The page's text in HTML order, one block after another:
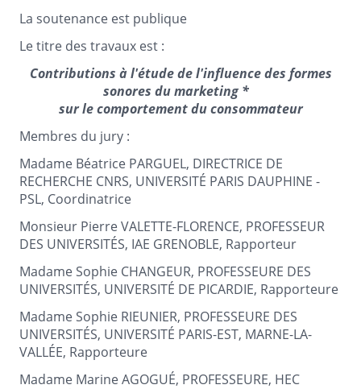
La soutenance est publique
Le titre des travaux est :
Contributions à l'étude de l'influence des formes
sonores dumarketing *
sur le comportement du consommateur
Membres du jury :
Madame Béatrice PARGUEL, DIRECTRICE DE
RECHERCHE CNRS, UNIVERSITÉ PARIS DAUPHINE -
PSL, Coordinatrice
Monsieur Pierre VALETTE-FLORENCE, PROFESSEUR
DES UNIVERSITÉS, IAE GRENOBLE, Rapporteur
Madame Sophie CHANGEUR, PROFESSEURE DES
UNIVERSITÉS, UNIVERSITÉ DE PICARDIE, Rapporteure
Madame Sophie RIEUNIER, PROFESSEURE DES
UNIVERSITÉS, UNIVERSITÉ PARIS-EST, MARNE-LA-
VALLÉE, Rapporteure
Madame Marine AGOGUÉ, PROFESSEURE, HEC